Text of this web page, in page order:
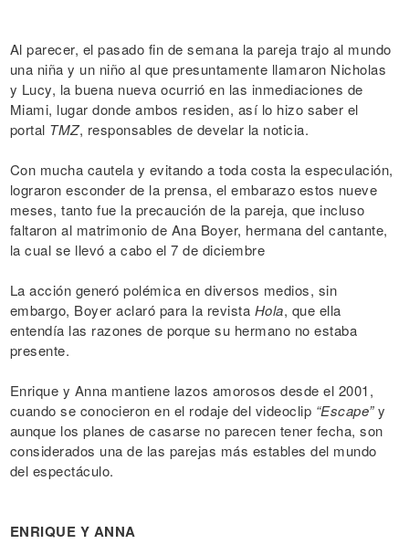
Al parecer, el pasado fin de semana la pareja trajo al mundo
una niña y un niño al que presuntamente llamaron Nicholas
y Lucy, la buena nueva ocurrió en las inmediaciones de
Miami, lugar donde ambos residen, así lo hizo saber el
portal TMZ, responsables de develar la noticia.
Con mucha cautela y evitando a toda costa la especulación,
lograron esconder de la prensa, el embarazo estos nueve
meses, tanto fue la precaución de la pareja, que incluso
faltaron al matrimonio de Ana Boyer, hermana del cantante,
la cual se llevó a cabo el 7 de diciembre
La acción generó polémica en diversos medios, sin
embargo, Boyer aclaró para la revista Hola, que ella
entendía las razones de porque su hermano no estaba
presente.
Enrique y Anna mantiene lazos amorosos desde el 2001,
cuando se conocieron en el rodaje del videoclip “Escape”y
aunque los planes de casarse no parecen tener fecha, son
considerados una de las parejas más estables del mundo
del espectáculo.
ENRIQUE Y ANNA